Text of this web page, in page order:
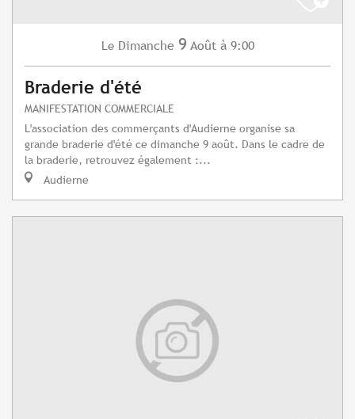
Le Dimanche 9 Août à 9:00
Braderie d'été
MANIFESTATION COMMERCIALE
L'association des commerçants d'Audierne organise sa
grande braderie d'été ce dimanche 9 août. Dans le cadre de
la braderie, retrouvez également :...
Audierne